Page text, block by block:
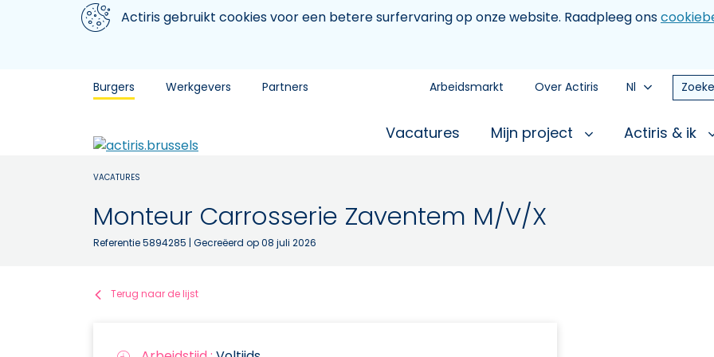
Aller au contenu principal
We gebruiken cookiesActiris gebruikt cookies voor een betere surfervaring op onze website. Raadpleeg ons
Burgers Werkgevers Partners Arbeidsmarkt Over Actiris Nl
Vacatures Mijn project Actiris & ik
VACATURES
Monteur Carrosserie Zaventem M/V/X
Referentie 5894285 | Gecreëerd op 08 juli 2026
Terug naar de lijst